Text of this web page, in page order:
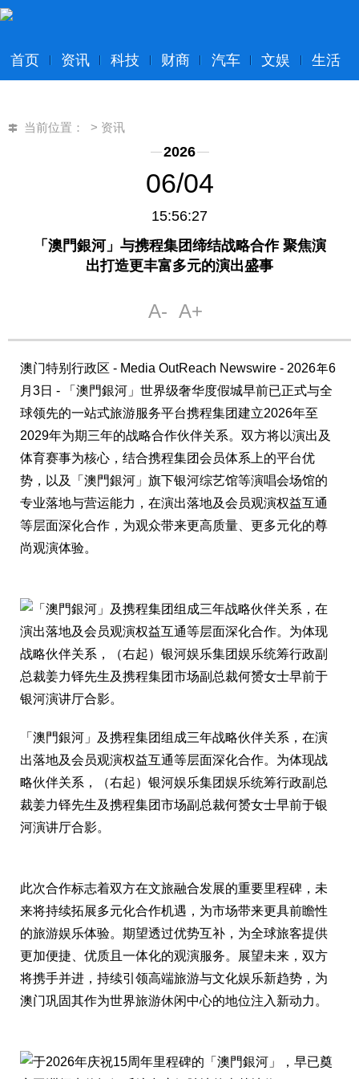
首页 资讯 科技 财商 汽车 文娱 生活
当前位置： > 资讯
2026
06/04
15:56:27
「澳門銀河」与携程集团缔结战略合作 聚焦演
出打造更丰富多元的演出盛事
澳门特别行政区 - Media OutReach Newswire - 2026年6
月3日 - 「澳門銀河」世界级奢华度假城早前已正式与全
球领先的一站式旅游服务平台携程集团建立2026年至
2029年为期三年的战略合作伙伴关系。双方将以演出及
体育赛事为核心，结合携程集团会员体系上的平台优
势，以及「澳門銀河」旗下银河综艺馆等演唱会场馆的
专业落地与营运能力，在演出落地及会员观演权益互通
等层面深化合作，为观众带来更高质量、更多元化的尊
尚观演体验。
「澳門銀河」及携程集团组成三年战略伙伴关系，在演
出落地及会员观演权益互通等层面深化合作。为体现战
略伙伴关系，（右起）银河娱乐集团娱乐统筹行政副总
裁姜力铎先生及携程集团市场副总裁何赟女士早前于银
河演讲厅合影。
此次合作标志着双方在文旅融合发展的重要里程碑，未
来将持续拓展多元化合作机遇，为市场带来更具前瞻性
的旅游娱乐体验。期望透过优势互补，为全球旅客提供
更加便捷、优质且一体化的观演服务。展望未来，双方
将携手并进，持续引领高端旅游与文化娱乐新趋势，为
澳门巩固其作为世界旅游休闲中心的地位注入新动力。